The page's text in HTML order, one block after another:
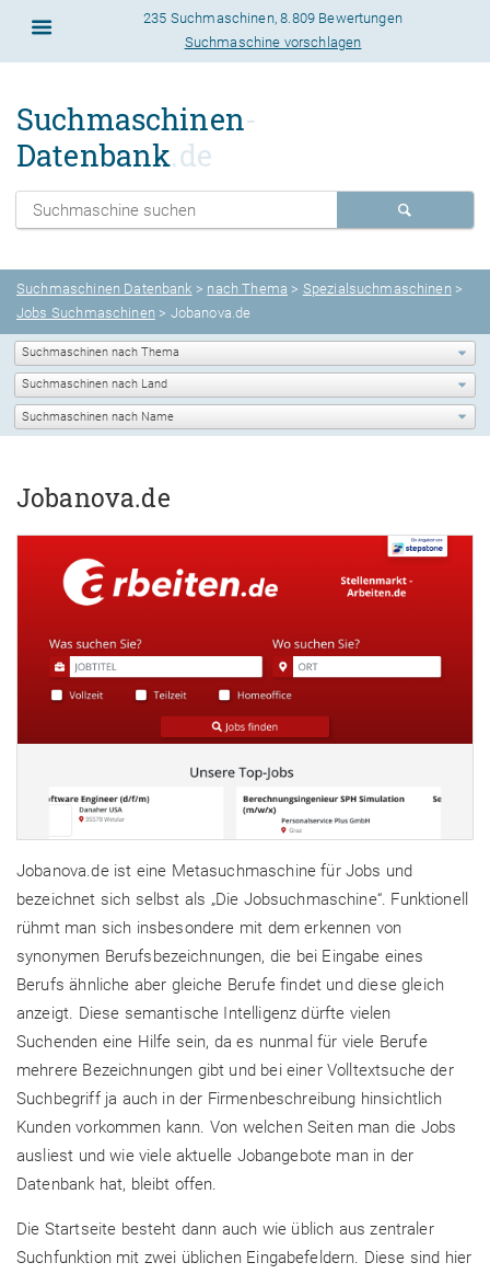
235 Suchmaschinen,8.809 Bewertungen
Suchmaschine vorschlagen
Suchmaschinen-
Datenbank.de
Suchmaschinen Datenbank > nach Thema > Spezialsuchmaschinen >
Jobs Suchmaschinen > Jobanova.de
Jobanova.de
Jobanova.de ist eine Metasuchmaschine für Jobs und
bezeichnet sich selbst als „Die Jobsuchmaschine“. Funktionell
rühmt man sich insbesondere mit dem erkennen von
synonymen Berufsbezeichnungen, die bei Eingabe eines
Berufs ähnliche aber gleiche Berufe findet und diese gleich
anzeigt. Diese semantische Intelligenz dürfte vielen
Suchenden eine Hilfe sein, da es nunmal für viele Berufe
mehrere Bezeichnungen gibt und bei einer Volltextsuche der
Suchbegriff ja auch in der Firmenbeschreibung hinsichtlich
Kunden vorkommen kann. Von welchen Seiten man die Jobs
ausliest und wie viele aktuelle Jobangebote man in der
Datenbank hat, bleibt offen.
Die Startseite besteht dann auch wie üblich aus zentraler
Suchfunktion mit zwei üblichen Eingabefeldern. Diese sind hier